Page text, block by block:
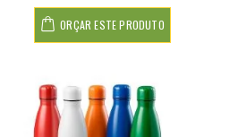
ORÇAR ESTE PRODUTO